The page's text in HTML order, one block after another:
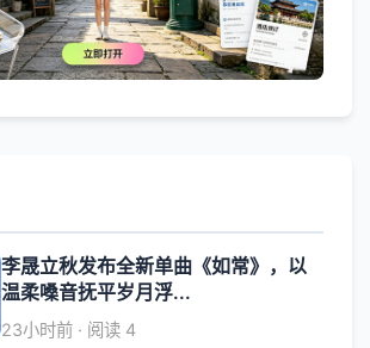
李晟立秋发布全新单曲《如常》，以
温柔嗓音抚平岁月浮...
23小时前 · 阅读 4